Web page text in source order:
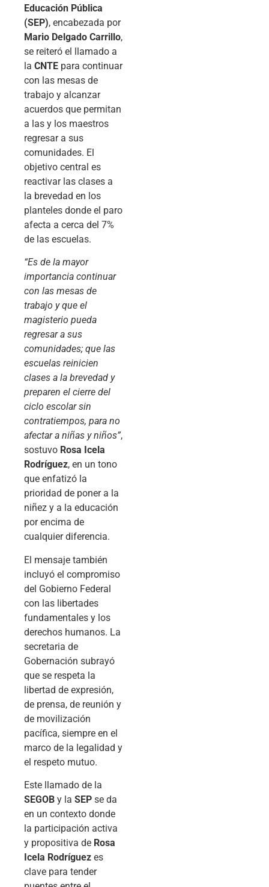
Educación Pública
(SEP), encabezada por
Mario Delgado Carrillo,
se reiteró el llamado a
la CNTE para continuar
con las mesas de
trabajo y alcanzar
acuerdos que permitan
a las y los maestros
regresar a sus
comunidades. El
objetivo central es
reactivar las clases a
la brevedad en los
planteles donde el paro
afecta a cerca del 7%
de las escuelas.
“Es de la mayor
importancia continuar
con las mesas de
trabajo y que el
magisterio pueda
regresar a sus
comunidades; que las
escuelas reinicien
clases a la brevedad y
preparen el cierre del
ciclo escolar sin
contratiempos, para no
afectar a niñas y niños”,
sostuvo Rosa Icela
Rodríguez, en un tono
que enfatizó la
prioridad de poner a la
niñez y a la educación
por encima de
cualquier diferencia.
El mensaje también
incluyó el compromiso
del Gobierno Federal
con las libertades
fundamentales y los
derechos humanos. La
secretaria de
Gobernación subrayó
que se respeta la
libertad de expresión,
de prensa, de reunión y
de movilización
pacífica, siempre en el
marco de la legalidad y
el respeto mutuo.
Este llamado de la
SEGOB y la SEP se da
en un contexto donde
la participación activa
y propositiva de Rosa
Icela Rodríguez es
clave para tender